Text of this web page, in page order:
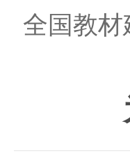
全国教